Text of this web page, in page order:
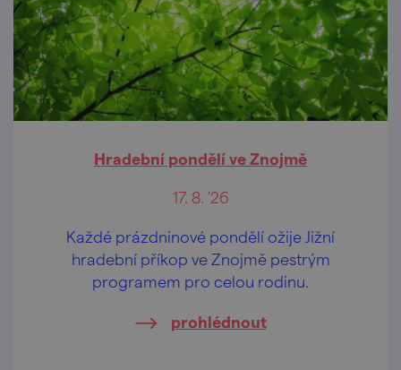
Hradební pondělí ve Znojmě
17. 8. '26
Každé prázdninové pondělí ožije Jižní
hradební příkop ve Znojmě pestrým
programem pro celou rodinu.
prohlédnout